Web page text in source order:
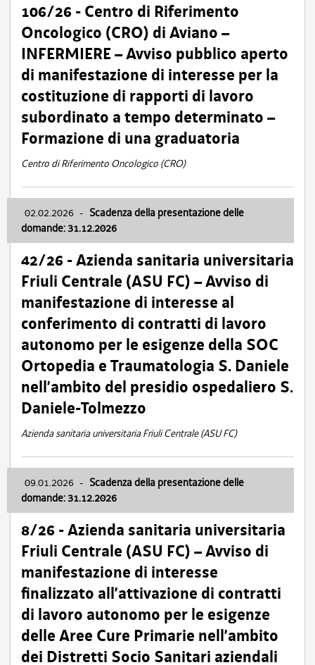
106/26 - Centro di Riferimento
Oncologico (CRO) di Aviano –
INFERMIERE – Avviso pubblico aperto
di manifestazione di interesse per la
costituzione di rapporti di lavoro
subordinato a tempo determinato –
Formazione di una graduatoria
Centro di Riferimento Oncologico (CRO)
02.02.2026 - Scadenza della presentazione delle
domande: 31.12.2026
42/26 - Azienda sanitaria universitaria
Friuli Centrale (ASU FC) – Avviso di
manifestazione di interesse al
conferimento di contratti di lavoro
autonomo per le esigenze della SOC
Ortopedia e Traumatologia S. Daniele
nell’ambito del presidio ospedaliero S.
Daniele-Tolmezzo
Azienda sanitaria universitaria Friuli Centrale (ASU FC)
09.01.2026 - Scadenza della presentazione delle
domande: 31.12.2026
8/26 - Azienda sanitaria universitaria
Friuli Centrale (ASU FC) – Avviso di
manifestazione di interesse
finalizzato all’attivazione di contratti
di lavoro autonomo per le esigenze
delle Aree Cure Primarie nell’ambito
dei Distretti Socio Sanitari aziendali